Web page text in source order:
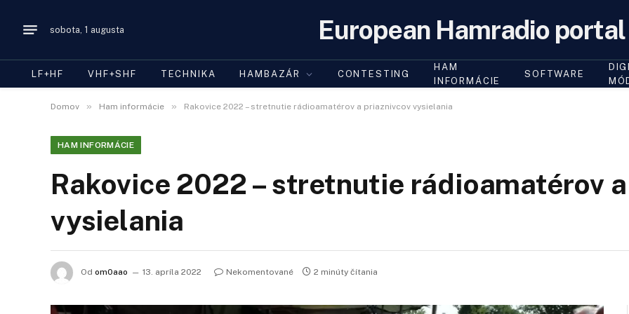
sobota, 1 augusta European Hamradio portal
LF+HF VHF+SHF TECHNIKA HAMBAZÁR CONTESTING
HAM
INFORMÁCIE
SOFTWARE
Domov » Ham informácie » Rakovice 2022 – stretnutie rádioamatérov a priaznivcov vysielania
HAM INFORMÁCIE
Rakovice 2022 – stretnutie rádioamatérov
vysielania
Od om0aao 13. apríla 2022 Nekomentované 2 minúty čítania